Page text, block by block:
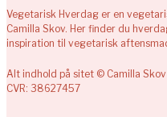
Vegetarisk Hverdag er en
Camilla Skov. Her finder du
inspiration til vegetarisk
Alt indhold på sitet © Camilla Skov
CVR: 38627457